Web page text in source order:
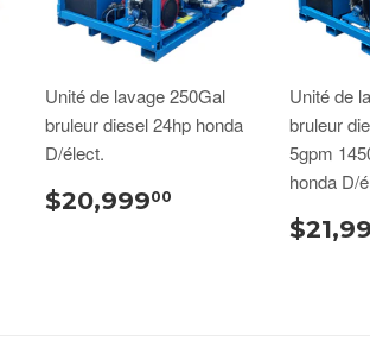
Unité de lavage 250Gal
bruleur diesel 24hp honda
D/élect.
$20,99900
Unité de
bruleur
5gpm
honda D/